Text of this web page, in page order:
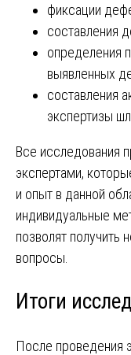
фиксации
составления
определения
выявленных
составления
экспертизы
Все исследования
экспертами,
и опыт в данной
индивидуальные
позволят
вопросы.
Итоги
После проведения